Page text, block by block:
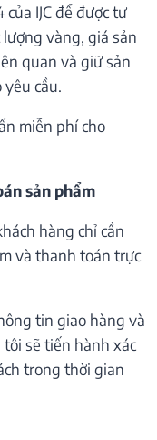
IJC để được tư
vàng, giá sản
quan và giữ sản
cầu.
miễn phí cho
sản phẩm
hàng chỉ cần
và thanh toán trực
tin giao hàng và
tôi sẽ tiến hành xác
trong thời gian